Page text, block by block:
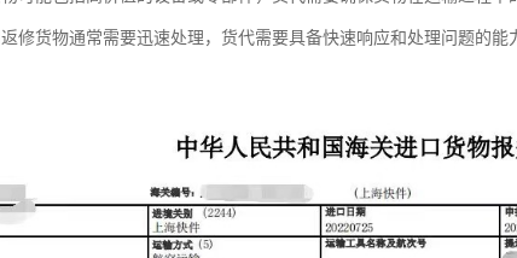
修货物通常需要迅速处理，货代需要具备快速响应和处理问题的